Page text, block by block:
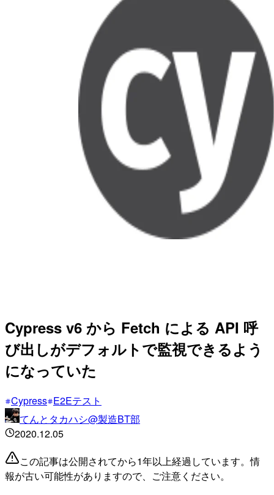
Cypress v6 から Fetch による API 呼
び出しがデフォルトで監視できるよう
になっていた
Cypress E2Eテスト
てんとタカハシ@製造BT部
2020.12.05
この記事は公開されてから1年以上経過しています。情
報が古い可能性がありますので、ご注意ください。